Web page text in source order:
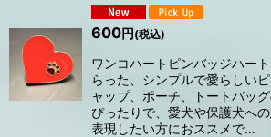
600円(税込)
ワンコハートピンバッジハー
らった、シンプルで愛らしい
ャップ、ポーチ、トートバッ
ぴったりで、愛犬や保護犬へ
表現したい方におススメで…